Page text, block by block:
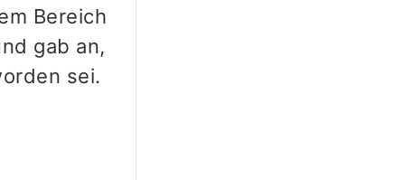
Bereich
gab an,
sei.